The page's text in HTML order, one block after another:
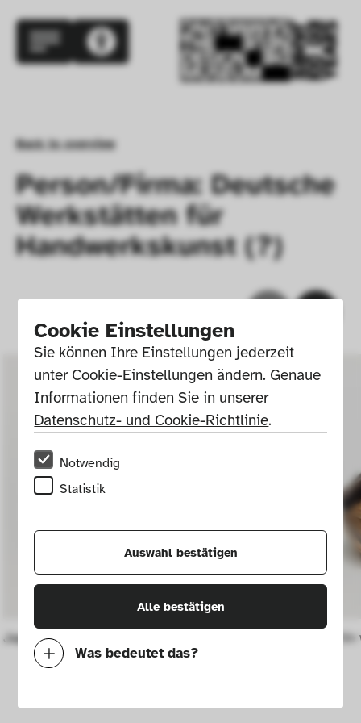
Cookie Einstellungen
Sie können Ihre Einstellungen jederzeit
unter Cookie-Einstellungen ändern. Genaue
Informationen finden Sie in unserer
Datenschutz- und Cookie-Richtlinie.
Notwendig
Statistik
Auswahl bestätigen
Alle bestätigen
Was bedeutet das?
Mit diesen Cookies können wir durch
Back to overview
Person/Firma: Deutsche
Werkstätten für
Handwerkskunst (?)
Japanese tin with lid no. 113/15265 Japanese